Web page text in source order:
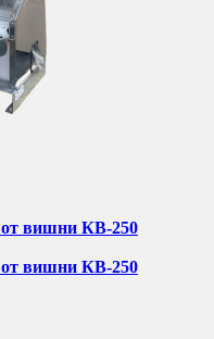
от вишни КВ-250
от вишни КВ-250